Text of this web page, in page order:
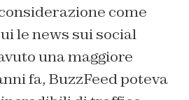
come
le news sui social
una maggiore
fa, BuzzFeed poteva